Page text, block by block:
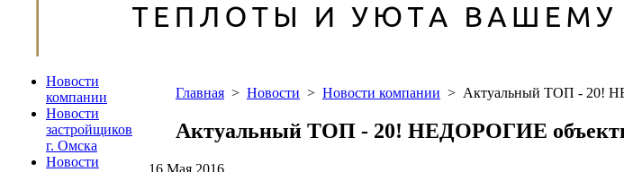
Новости
компании
Новости
застройщиков
г. Омска
Новости
Главная > Новости > Новости компании > Актуальный ТОП - 20!
Актуальный ТОП - 20! НЕДОРОГИЕ
16 Мая 2016